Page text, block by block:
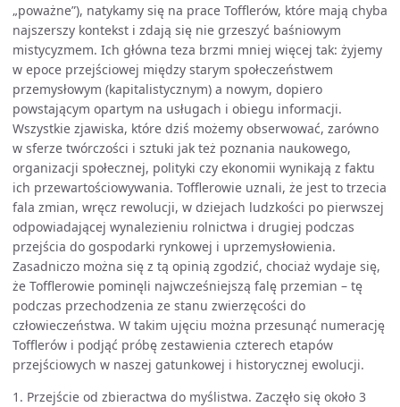
„poważne”), natykamy się na prace Tofflerów, które mają chyba
najszerszy kontekst i zdają się nie grzeszyć baśniowym
mistycyzmem. Ich główna teza brzmi mniej więcej tak: żyjemy
w epoce przejściowej między starym społeczeństwem
przemysłowym (kapitalistycznym) a nowym, dopiero
powstającym opartym na usługach i obiegu informacji.
Wszystkie zjawiska, które dziś możemy obserwować, zarówno
w sferze twórczości i sztuki jak też poznania naukowego,
organizacji społecznej, polityki czy ekonomii wynikają z faktu
ich przewartościowywania. Tofflerowie uznali, że jest to trzecia
fala zmian, wręcz rewolucji, w dziejach ludzkości po pierwszej
odpowiadającej wynalezieniu rolnictwa i drugiej podczas
przejścia do gospodarki rynkowej i uprzemysłowienia.
Zasadniczo można się z tą opinią zgodzić, chociaż wydaje się,
że Tofflerowie pominęli najwcześniejszą falę przemian – tę
podczas przechodzenia ze stanu zwierzęcości do
człowieczeństwa. W takim ujęciu można przesunąć numerację
Tofflerów i podjąć próbę zestawienia czterech etapów
przejściowych w naszej gatunkowej i historycznej ewolucji.
1. Przejście od zbieractwa do myślistwa. Zaczęło się około 3